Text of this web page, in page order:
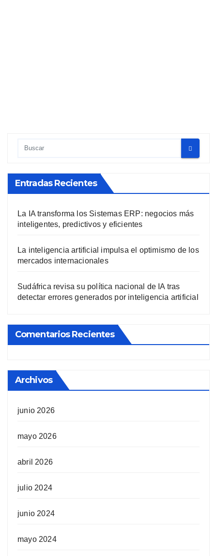
Entradas Recientes
La IA transforma los Sistemas ERP: negocios más
inteligentes, predictivos y eficientes
La inteligencia artificial impulsa el optimismo de los
mercados internacionales
Sudáfrica revisa su política nacional de IA tras
detectar errores generados por inteligencia artificial
Comentarios Recientes
Archivos
junio 2026
mayo 2026
abril 2026
julio 2024
junio 2024
mayo 2024